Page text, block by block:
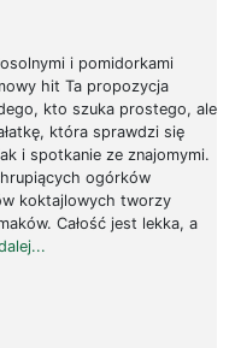
i pomidorkami
hit Ta propozycja
kto szuka prostego, ale
która sprawdzi się
i spotkanie ze znajomymi.
ogórków
koktajlowych tworzy
Całość jest lekka, a